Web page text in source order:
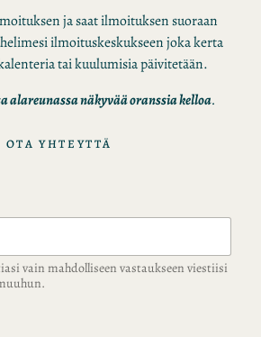
ja saat ilmoituksen suoraan
ilmoituskeskukseen joka kerta
tai kuulumisia päivitetään.
alareunassa näkyvää oranssia kelloa.
OTA YHTEYTTÄ
vain mahdolliseen vastaukseen viestiisi